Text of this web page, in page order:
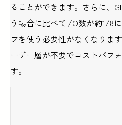
ることができます。さらに、
う場合に比べてI/O数が約1/8
プを使う必要性がなくなりま
ーザー層が不要でコストパフ
す。